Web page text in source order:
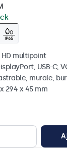
multipoint
USB-C,
murale,
294 x 45 mm